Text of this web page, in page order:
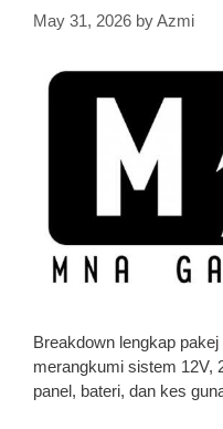
May 31, 2026 byAzmi
Breakdown lengkap
merangkumi sistem
panel, bateri, dan kes